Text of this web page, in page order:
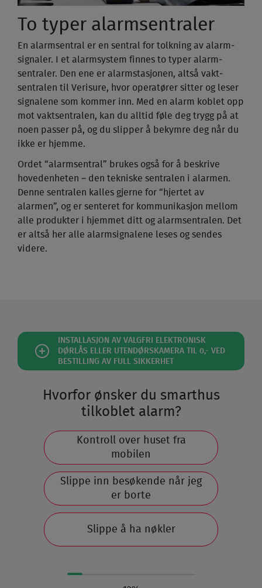
To typer alarm­sentraler
En alarm­sentral er en sentral for tolkning av alarm­
signaler. I et alarmsystem finnes to typer alarm­
sentraler. Den ene er alarm­stasjonen, altså vakt­
sentralen til Verisure, hvor operatører sitter og leser
signalene som kommer inn. Med en alarm koblet opp
mot vakt­sentralen, kan du alltid føle deg trygg på at
noen passer på, og du slipper å bekymre deg når du
ikke er hjemme.
Ordet “alarm­sentral” brukes også for å beskrive
hoved­enheten – den tekniske sentralen i alarmen.
Denne sentralen kalles gjerne for “hjertet av
alarmen”, og er senteret for kommunikasjon mellom
alle produkter i hjemmet ditt og alarm­sentralen. Det
er altså her alle alarm­signalene leses og sendes
videre.
INSTALLASJON AV VALGFRI ELEKTRONISK
DØRLÅS ELLER UTENDØRSKAMERA TIL 0,- VED
BESTILLING AV FULL SIKKERHET
Hvorfor ønsker du smarthus
tilkoblet alarm?
Kontroll over huset fra
mobilen
Slippe inn besøkende når jeg
er borte
Slippe å ha nøkler